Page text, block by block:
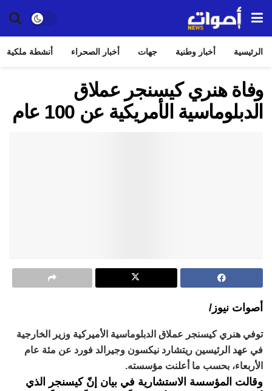
الرئيسية أخبار وطنية جهات أخبار الصحراء أنشطة ملكية
وفاة هنري كيسنجر عملاق
الدبلوماسية الأمريكية عن 100 عام
أصوات نيوز/
توفي هنري كيسنجر عملاق الدبلوماسية الأميركية وزير الخارجية
في عهد الرئيسين ريتشارد نيكسون وجيرالد فورد عن مئة عام
الأربعاء، بحسب ما أعلنت مؤسسته.
وقالت المؤسسة الاستشارية في بيان إنّ كيسنجر الذي